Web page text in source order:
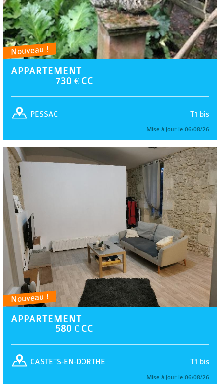
Nouveau !
APPARTEMENT
730 € CC
T1 bis
PESSAC
Mise à jour le 06/08/26
Nouveau !
APPARTEMENT
580 € CC
T1 bis
CASTETS-EN-DORTHE
Mise à jour le 06/08/26